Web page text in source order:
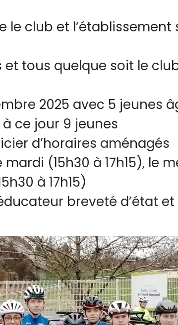
le club et l’établissement
et tous quelque soit le
2025 avec 5 jeunes
ce jour 9 jeunes
d’horaires aménagés
(15h30 à 17h15), le
à 17h15)
breveté d’état et